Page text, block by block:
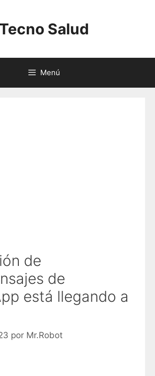
Tecno Salud
Menú
de
de
está llegando a
por Mr.Robot